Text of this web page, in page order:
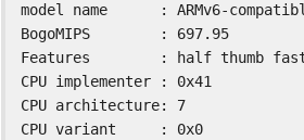
model name	: ARMv6-compatible processor rev 7 (v6l)
BogoMIPS	: 697.95
Features	: half thumb fastmult vfp edsp java tls
CPU implementer	: 0x41
CPU architecture: 7
CPU variant	: 0x0